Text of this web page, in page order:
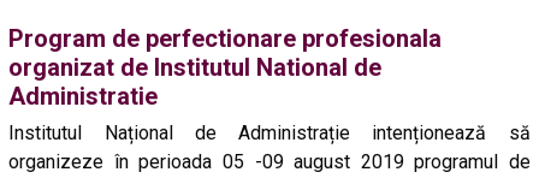
Program de perfectionare profesionala
organizat de Institutul National de
Administratie
Institutul Național de Administrație intenționează să
organizeze în perioada 05 -09 august 2019 programul de